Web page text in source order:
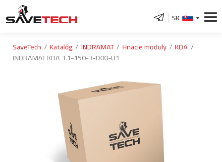
SK
SaveTech Katalóg INDRAMAT Hnacie moduly
KDA
INDRAMAT KDA 3.1-150-3-D00-U1